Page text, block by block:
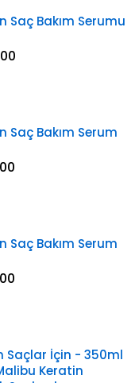
Saç Bakım Serumu
Saç Bakım Serum
Saç Bakım Serum
Saçlar İçin - 350ml
Keratin